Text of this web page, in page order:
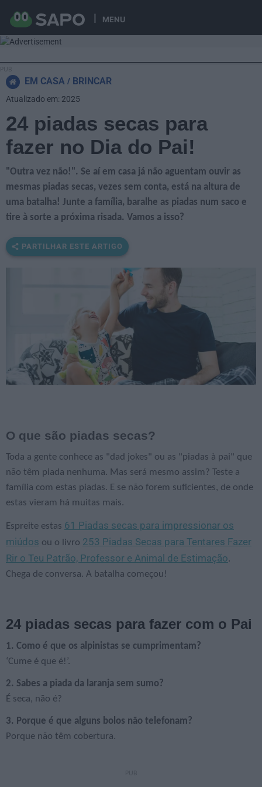
MENU
EM CASA BRINCAR
24 piadas secas para
fazer no Dia do Pai!
"Outra vez não!". Se aí em casa já não aguentam ouvir as
mesmas piadas secas, vezes sem conta, está na altura de
uma batalha! Junte a família, baralhe as piadas num saco e
tire à sorte a próxima risada. Vamos a isso?
PARTILHAR ESTE ARTIGO
O que são piadas secas?
Toda a gente conhece as "dad jokes" ou as "piadas à pai" que
não têm piada nenhuma. Mas será mesmo assim? Teste a
família com estas piadas. E se não forem suficientes, d e onde
estas vieram há muitas mais.
Espreite estas 61 Piadas secas para impressionar os
miúdos ou o livro 253 Piadas Secas para Tentares Fazer
Rir o Teu Patrão, Professor e Animal de Estimação.
Chega de conversa. A batalha começou!
24 piadas secas para fazer com o Pai
1. Como é que os alpinistas se cumprimentam?
‘Cume é que é!’.
2. Sabes a piada da laranja sem sumo?
É seca, não é?
3. Porque é que alguns bolos não telefonam?
Porque não têm cobertura.
Atualizado em: 2025